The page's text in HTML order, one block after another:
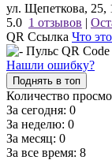
ул. Щепеткова, 25,
5.0 1 отзывов |
QR Ссылка Что
Нашли ошибку?
Поднять в топ
Количество
За сегодня: 0
За неделю: 0
За месяц: 0
За все время: 8